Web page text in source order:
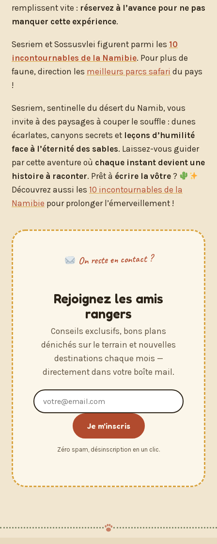
remplissent vite : réservez à l’avance pour ne pas
manquer cette expérience.
Sesriem et Sossusvlei figurent parmi les 10
incontournables de la Namibie. Pour plus de
faune, direction les meilleurs parcs safari du pays
!
Sesriem, sentinelle du désert du Namib, vous
invite à des paysages à couper le souffle : dunes
écarlates, canyons secrets et leçons d’humilité
face à l’éternité des sables. Laissez-vous guider
par cette aventure où chaque instant devient une
histoire à raconter. Prêt à écrire la vôtre ?
Découvrez aussi les 10 incontournables de la
Namibie pour prolonger l’émerveillement !
On reste en contact ?
Rejoignez les amis
rangers
Conseils exclusifs, bons plans
dénichés sur le terrain et nouvelles
destinations chaque mois —
directement dans votre boîte mail.
mail
Je m'inscris
Zéro spam, désinscription en un clic.